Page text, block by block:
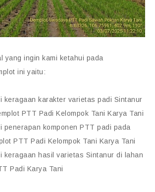
yang ingin kami ketahui pada
ini yaitu:
keragaan karakter varietas padi Sintanur
PTT Padi Kelompok Tani Karya Tani
penerapan komponen PTT padi pada
PTT Padi Kelompok Tani Karya Tani
keragaan hasil varietas Sintanur di lahan
Padi Karya Tani